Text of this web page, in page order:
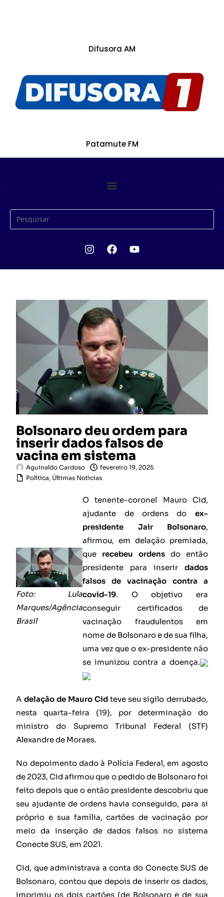
Difusora AM
Patamute FM
Bolsonaro deu ordem para
inserir dados falsos de
vacina em sistema
Aguinaldo Cardoso
fevereiro 19, 2025
Política, Últimas Noticias
Foto: Lula
Marques/Agência
Brasil
O tenente-coronel Mauro Cid,
ajudante de ordens do ex-
presidente Jair Bolsonaro,
afirmou, em delação premiada,
que recebeu ordens do então
presidente para inserir dados
falsos de vacinação contra a
covid-19. O objetivo era
conseguir certificados de
vacinação fraudulentos em
nome de Bolsonaro e de sua filha,
uma vez que o ex-presidente não
se imunizou contra a doença.
A delação de Mauro Cidteve seu sigilo derrubado,
nesta quarta-feira (19), por determinação do
ministro do Supremo Tribunal Federal (STF)
Alexandre de Moraes.
No depoimento dado à Polícia Federal, em agosto
de 2023, Cid afirmou que o pedido de Bolsonaro foi
feito depois que o então presidente descobriu que
seu ajudante de ordens havia conseguido, para si
próprio e sua família, cartões de vacinação por
meio da inserção de dados falsos no sistema
Conecte SUS, em 2021.
Cid, que administrava a conta do Conecte SUS de
Bolsonaro, contou que depois de inserir os dados,
imprimiu os dois cartões (de Bolsonaro e de sua